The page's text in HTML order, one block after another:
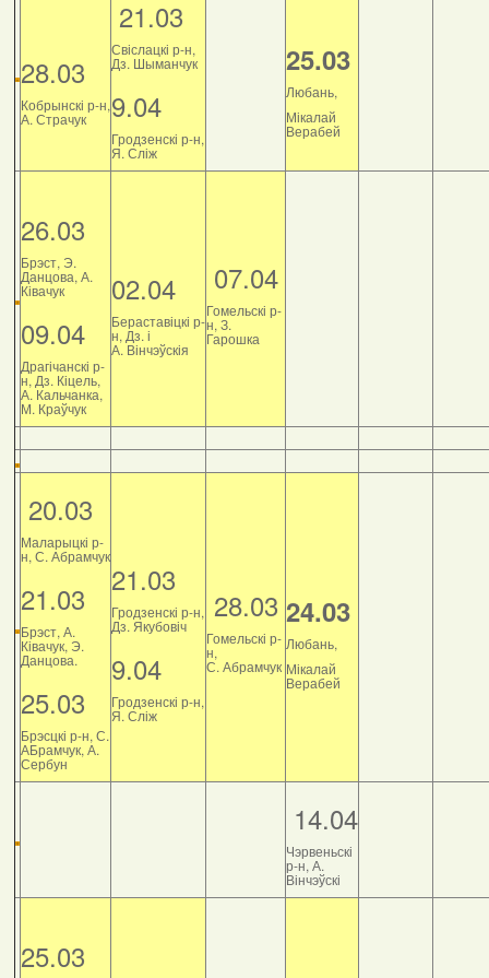
28.03
Кобрынскі р-н,
А. Страчук
21.03
Свіслацкі р-н,
Дз. Шыманчук
9.04
Гродзенскі р-н,
Я. Сліж
25.03
Любань,
Мікалай
Верабей
26.03
Брэст, Э.
Данцова, А.
Ківачук
09.04
Драгічанскі р-
н, Дз. Кіцель,
А. Кальчанка,
М. Краўчук
02.04
Бераставіцкі р-
н, Дз. і
А. Вінчэўскія
07.04
Гомельскі р-
н, З.
Гарошка
20.03
Маларыцкі р-
н, С. Абрамчук
21.03
Брэст, А.
Ківачук, Э.
Данцова.
25.03
Брэсцкі р-н, С.
АБрамчук, А.
Сербун
21.03
Гродзенскі р-н,
Дз. Якубовіч
9.04
Гродзенскі р-н,
Я. Сліж
28.03
Гомельскі р-
н,
С. Абрамчук
24.03
Любань,
Мікалай
Верабей
14.04
Чэрвеньскі
р-н, А.
Вінчэўскі
25.03